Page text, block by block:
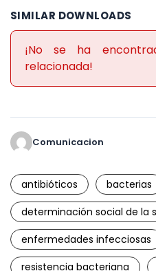
SIMILAR DOWNLOADS
¡No se ha
relacionada!
Comunicacion
antibióticos bacterias
determinación social de la
enfermedades infecciosas
resistencia bacteriana